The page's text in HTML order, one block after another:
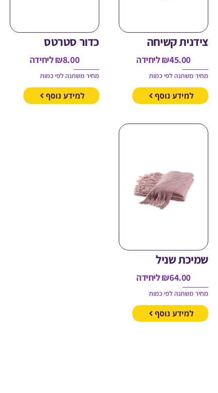
קשיחה
₪ליחידה
לפי כמות
נוסף
כדור סטרטס
ליחידה
מחיר משתנה לפי כמות
למידע נוסף
שניל
₪ליחידה
לפי כמות
נוסף